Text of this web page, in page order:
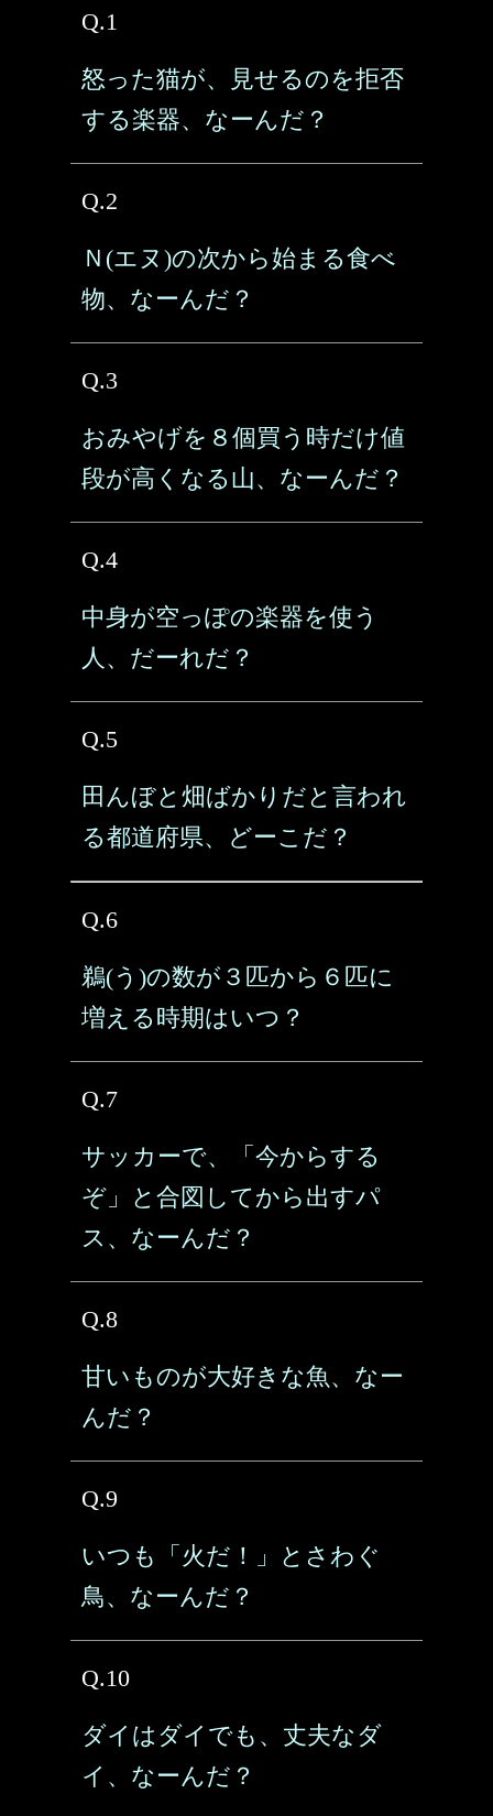
Q.1
怒った猫が、見せるのを拒否
する楽器、なーんだ？
Q.2
Ｎ(エヌ)の次から始まる食べ
物、なーんだ？
Q.3
おみやげを８個買う時だけ値
段が高くなる山、なーんだ？
Q.4
中身が空っぽの楽器を使う
人、だーれだ？
Q.5
田んぼと畑ばかりだと言われ
る都道府県、どーこだ？
Q.6
鵜(う)の数が３匹から６匹に
増える時期はいつ？
Q.7
サッカーで、「今からする
ぞ」と合図してから出すパ
ス、なーんだ？
Q.8
甘いものが大好きな魚、なー
んだ？
Q.9
いつも「火だ！」とさわぐ
鳥、なーんだ？
Q.10
ダイはダイでも、丈夫なダ
イ、なーんだ？